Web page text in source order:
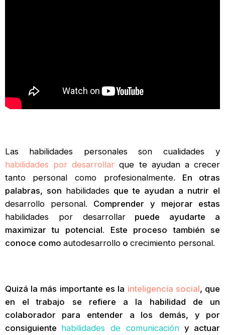
Las
habilidades personales son cualidades y
habilidades por desarrollar que te ayudan a crecer
tanto personal como profesionalmente. En otras
palabras, son habilidadesque te ayudan a nutrir el
desarrollo personal. Comprender y mejorar estas
habilidades por desarrollarpuede ayudarte a
maximizar tu potencial. Este proceso también se
conoce como autodesarrolloo crecimiento personal.
Quizá la más importante es la inteligencia social, que
en el trabajo se refiere a la habilidad de un
colaborador para entender a los demás, y por
consiguiente habilidades de comunicacióny actuar